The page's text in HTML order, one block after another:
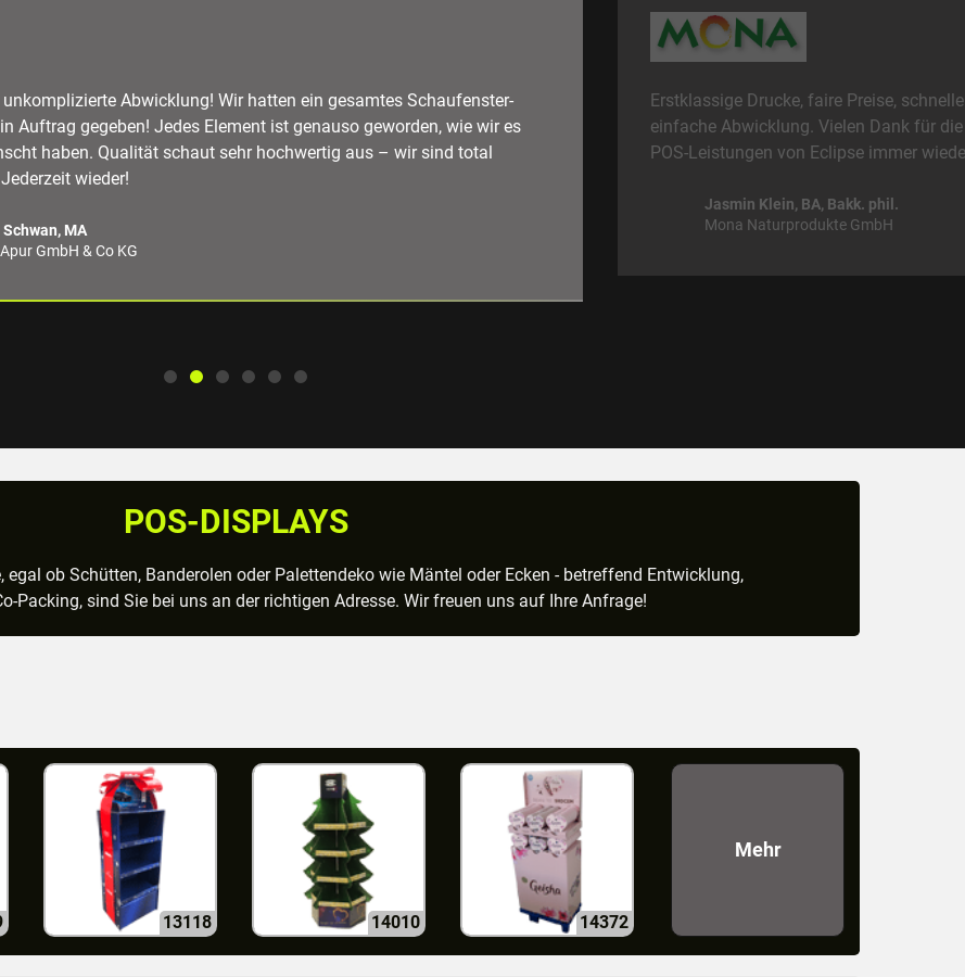
Abwicklung! Wir hatten ein gesamtes Schaufenster-
Auftrag gegeben! Jedes Element ist genauso geworden, wie wir es
haben. Qualität schaut sehr hochwertig aus – wir sind total
wieder!
Schwan, MA
GmbH & Co KG
Erstklassige Drucke, faire Preise,
einfache Abwicklung. Vielen Dank für
POS-Leistungen von Eclipse immer
Jasmin Klein, BA, Bakk. phil.
Mona Naturprodukte GmbH
POS-DISPLAYS
ob Schütten, Banderolen oder Palettendeko wie Mäntel oder Ecken - betreffend Entwicklung,
Packing, sind Sie bei uns an der richtigen Adresse. Wir freuen uns auf Ihre Anfrage!
13118 14010 14372
Mehr